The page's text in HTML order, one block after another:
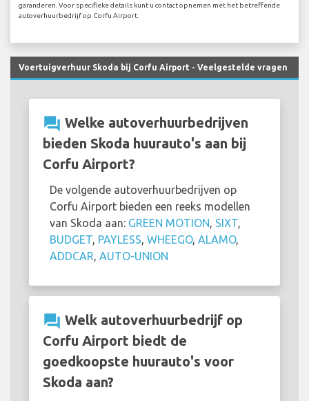
garanderen. Voor specifieke details kunt u contact opnemen met het betreffende
autoverhuurbedrijf op Corfu Airport.
Voertuigverhuur Skoda bij Corfu Airport - Veelgestelde vragen
question_answer Welke autoverhuurbedrijven
bieden Skoda huurauto's aan bij
Corfu Airport?
De volgende autoverhuurbedrijven op
Corfu Airport bieden een reeks modellen
van Skoda aan: GREEN MOTION, SIXT,
BUDGET, PAYLESS, WHEEGO, ALAMO,
ADDCAR, AUTO-UNION
question_answer Welk autoverhuurbedrijf op
Corfu Airport biedt de
goedkoopste huurauto's voor
Skoda aan?